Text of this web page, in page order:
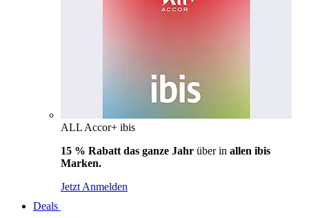
ALL Accor+ ibis
15 % Rabatt das ganze Jahr über in allen ibis
Marken.
Jetzt Anmelden
Deals